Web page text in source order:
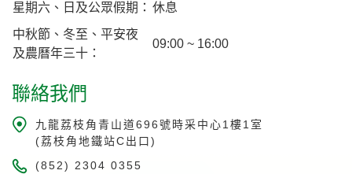
星期六、日及公眾假期： 休息
中秋節、冬至、平安夜
及農曆年三十：
09:00 ~ 16:00
聯絡我們
九龍荔枝角青山道696號時采中心1樓1室
(荔枝角地鐵站C出口)
(852) 2304 0355